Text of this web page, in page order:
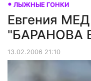
ЛЫЖНЫЕ ГОНКИ
Евгения
"БАРАНОВА
13.02.2006 21:10